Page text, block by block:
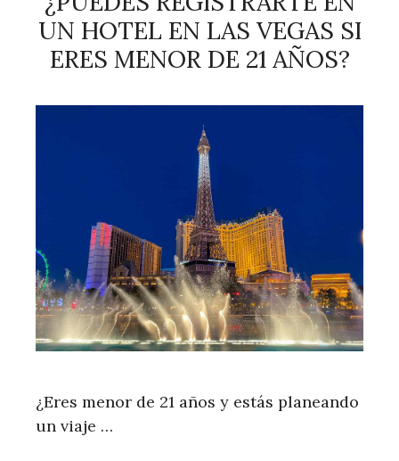
UN HOTEL EN LAS VEGAS SI
ERES MENOR DE 21 AÑOS?
¿Eres menor de 21 años y estás planeando
un viaje …